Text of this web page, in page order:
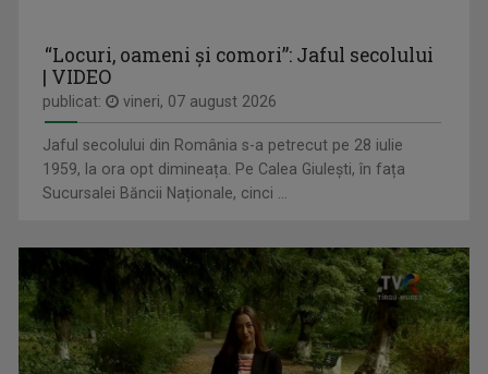
Duminică, ora 13.30
TOȚI ÎMPREUNĂ
SIMONA MUȘUROI
Simona Mușuroi prezintă emisiunea "Regiunea în ...
“Locuri, oameni și comori”: Jaful secolului
| VIDEO
publicat: vineri, 07 august 2026
Jaful secolului din România s-a petrecut pe 28 iulie
1959, la ora opt dimineața. Pe Calea Giulești, în fața
Sucursalei Băncii Naționale, cinci ...